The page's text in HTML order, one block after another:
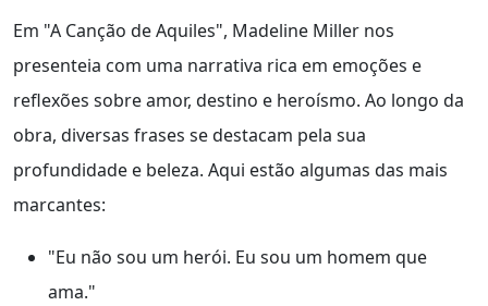
Em "A Canção de Aquiles", Madeline Miller nos
presenteia com uma narrativa rica em emoções e
reflexões sobre amor, destino e heroísmo. Ao longo da
obra, diversas frases se destacam pela sua
profundidade e beleza. Aqui estão algumas das mais
marcantes:
"Eu não sou um herói. Eu sou um homem que
ama."